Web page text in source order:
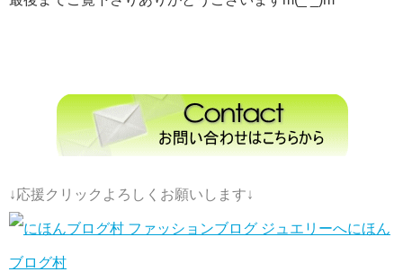
↓応援クリックよろしくお願いします↓
にほん
ブログ村